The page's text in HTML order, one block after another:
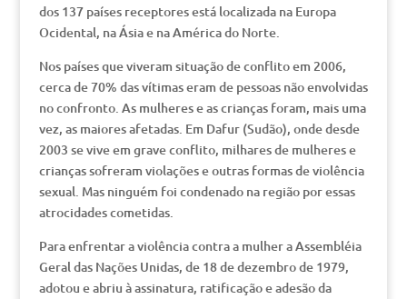
dos 137 países receptores está localizada na Europa
Ocidental, na Ásia e na América do Norte.
Nos países que viveram situação de conflito em 2006,
cerca de 70% das vítimas eram de pessoas não envolvidas
no confronto. As mulheres e as crianças foram, mais uma
vez, as maiores afetadas. Em Dafur (Sudão), onde desde
2003 se vive em grave conflito, milhares de mulheres e
crianças sofreram violações e outras formas de violência
sexual. Mas ninguém foi condenado na região por essas
atrocidades cometidas.
Para enfrentar a violência contra a mulher a Assembléia
Geral das Nações Unidas, de 18 de dezembro de 1979,
adotou e abriu à assinatura, ratificação e adesão da